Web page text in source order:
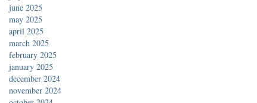
june 2025
may 2025
april 2025
march 2025
february 2025
january 2025
december 2024
november 2024